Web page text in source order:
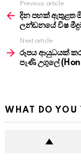
more
Previous article
දින පහක් ඇතුළත
ලන්ඩනයේ විෂ
Next article
රූපය ආයුධයක්
පැණි උගුලේ
WHAT DO YOU